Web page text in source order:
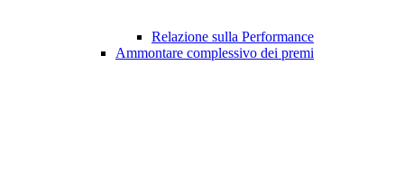
Relazione sulla Performance
Ammontare complessivo dei premi